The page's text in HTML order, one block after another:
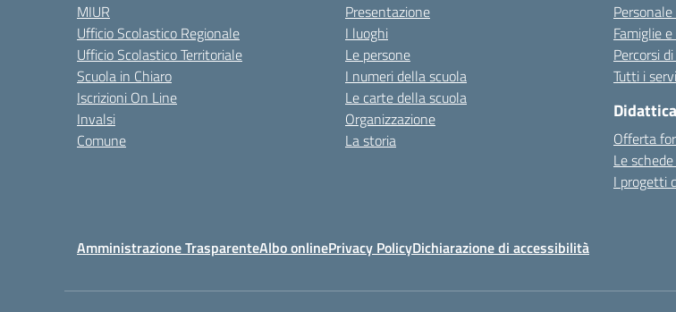
MIUR
Ufficio Scolastico Regionale
Ufficio Scolastico Territoriale
Scuola in Chiaro
Iscrizioni On Line
Invalsi
Comune
Presentazione
I luoghi
Le persone
I numeri della scuola
Le carte della scuola
Organizzazione
La storia
Famiglie
Percorsi
Tutti i
Didattica
Offerta
Le
I progetti
Amministrazione TrasparenteAlbo onlinePrivacy PolicyDichiarazione di accessibilità